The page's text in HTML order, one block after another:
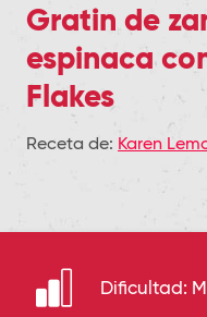
Gratin de
espinaca
Flakes
Receta de: Karen
Dificultad: